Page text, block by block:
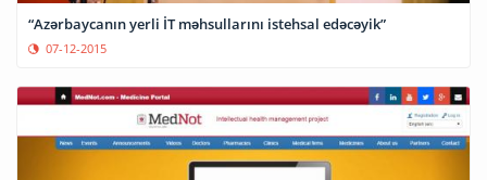
“Azərbaycanın yerli İT məhsullarını istehsal edəcəyik”
07-12-2015